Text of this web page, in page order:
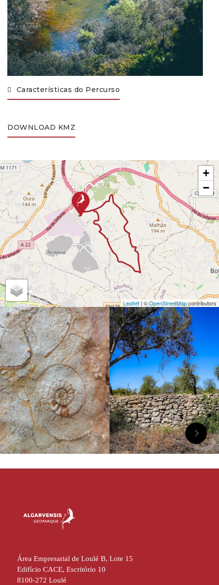
Características do Percurso
DOWNLOAD KMZ
+
−
Leaflet | ©OpenStreetMapcontributors
Área Empresarial de Loulé B, Lote 15
Edifício CACE, Escritório 10
8100-272 Loulé